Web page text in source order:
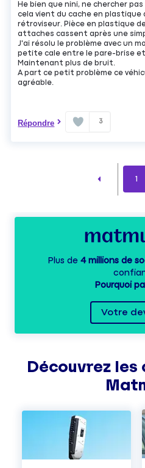
He bien que nini, ne chercher
cela vient du cache en plastique
rétroviseur. Pièce en plastique
attaches cassent après une
J'ai résolu le problème avec un
petite cale entre le pare-brise et
Maintenant plus de bruit.
A part ce petit problème ce
agréable.
Répondre 3
1
Plus de 4 millions de
Pourquoi
Votre
Découvrez les